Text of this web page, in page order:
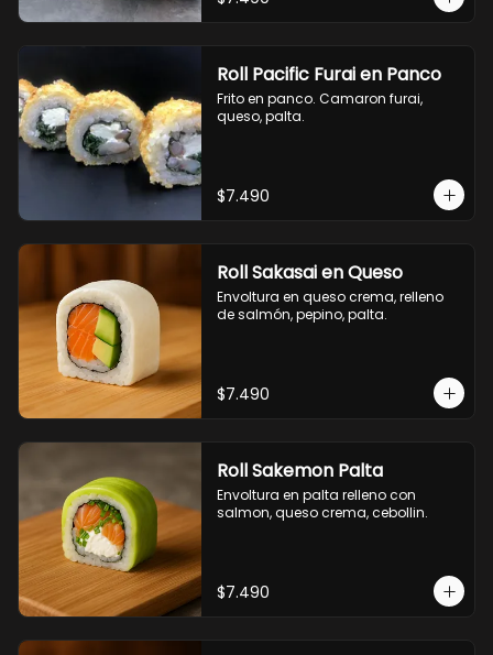
Roll Pacific Furai en Panco
Frito en panco. Camaron furai,
queso, palta.
$7.490
Roll Sakasai en Queso
Envoltura en queso crema, relleno
de salmón, pepino, palta.
$7.490
Roll Sakemon Palta
Envoltura en palta relleno con
salmon, queso crema, cebollin.
$7.490